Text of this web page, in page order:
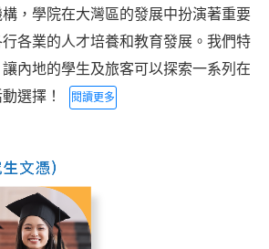
，學院在大灣區的發展中扮演著重要
各業的人才培養和教育發展。我們特
內地的學生及旅客可以探索一系列在
選擇！
閱讀更多